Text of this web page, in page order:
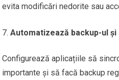
evita modificări nedorite sau
Automatizează backup-ul
Configurează aplicațiile să
importante și să facă backup